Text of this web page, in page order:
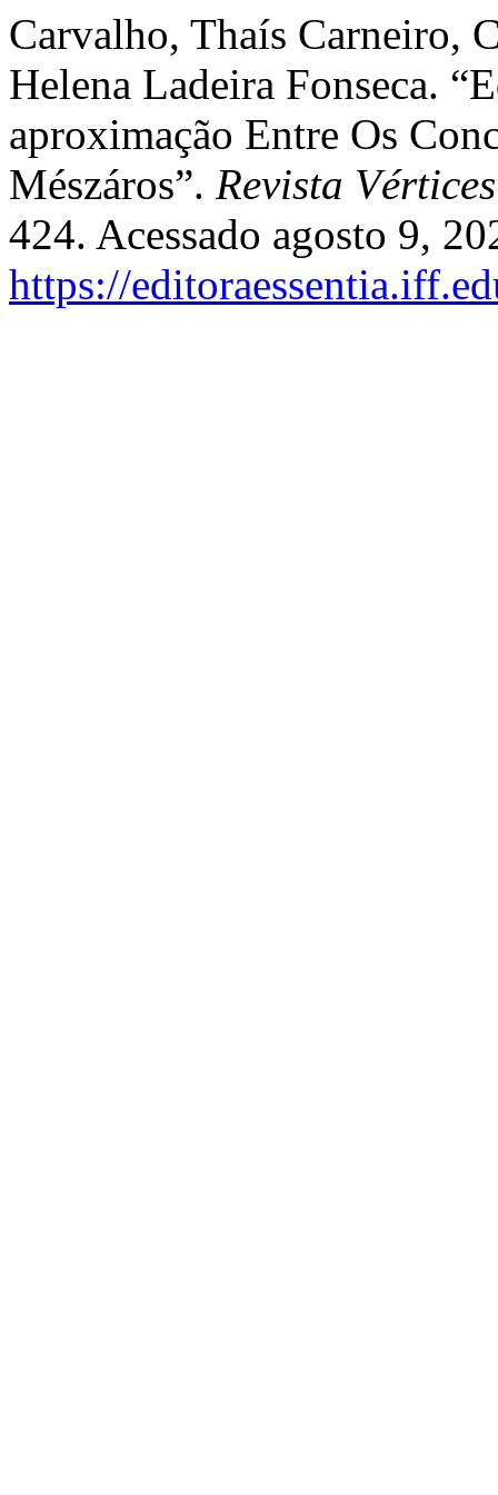
Carvalho, Thaís Carneiro,
Helena Ladeira Fonseca.
aproximação Entre Os
Mészáros”. Revista Vértices
424. Acessado agosto 9,
https://